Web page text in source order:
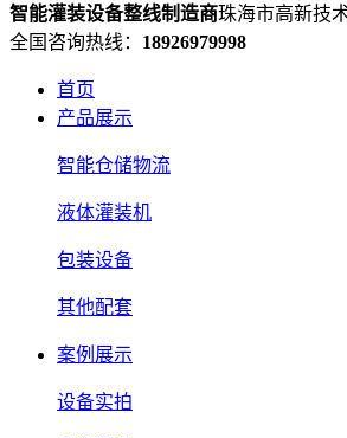
智能灌装设备整线制造商珠海市高新技
全国咨询热线： 18926979998
首页
产品展示
智能仓储物流
液体灌装机
包装设备
其他配套
案例展示
设备实拍